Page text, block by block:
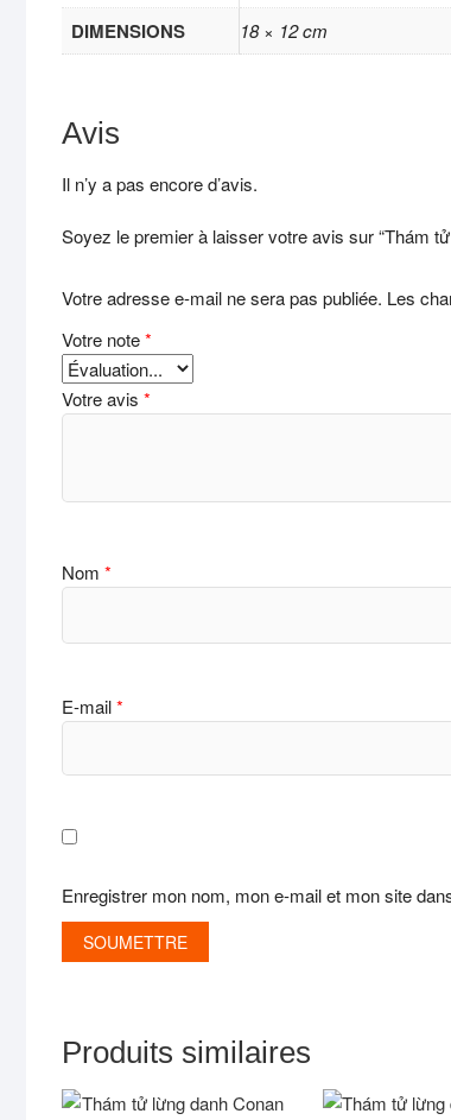
DIMENSIONS 18 × 12 cm
Avis
Il n’y a pas encore d’avis.
Soyez le premier à laisser votre avis sur “Thám
Votre adresse e-mail ne sera pas publiée. Les
Votre note*
Votre avis *
Nom *
E-mail*
Enregistrer mon nom, mon e-mail et mon site
Produits similaires